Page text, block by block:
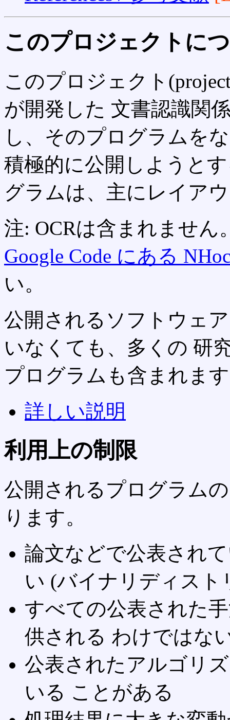
このプロジェクトに
このプロジェクト
が開発した 文書認識関
し、そのプログラムを
積極的に公開しようと
グラムは、主にレイア
注: OCRは含まれません
Google Code にある
い。
公開されるソフトウェ
いなくても、多くの 研
プログラムも含まれま
詳しい説明
利用上の制限
公開されるプログラム
ります。
論文などで公表され
い (バイナリディス
すべての公表された
供される わけではな
公表されたアルゴリ
いる ことがある